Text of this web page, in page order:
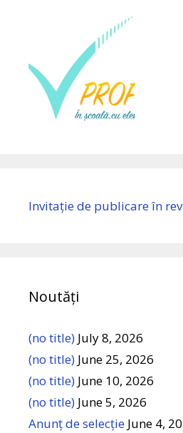
Invitație de publicare în
Noutăți
(no title) July 8, 2026
(no title) June 25, 2026
(no title) June 10, 2026
(no title) June 5, 2026
Anunț de selecție June 4,